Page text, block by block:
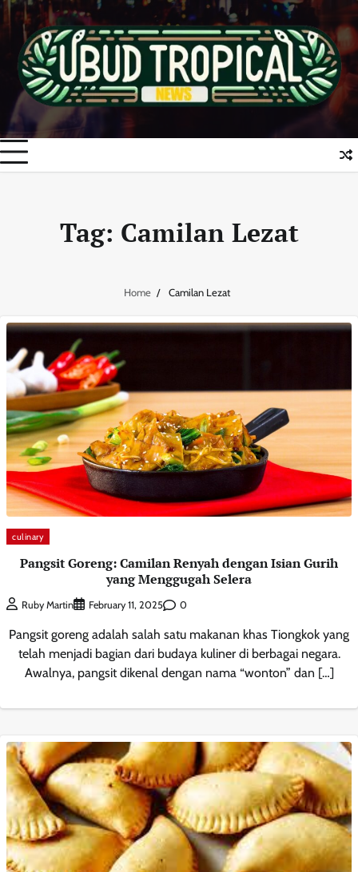
Skip
to
content
Tag: Camilan Lezat
Home Camilan Lezat
culinary
Pangsit Goreng: Camilan Renyah dengan Isian Gurih
yang Menggugah Selera
Ruby Martin February 11, 2025 0
Pangsit goreng adalah salah satu makanan khas Tiongkok yang
telah menjadi bagian dari budaya kuliner di berbagai negara.
Awalnya, pangsit dikenal dengan nama “wonton” dan […]